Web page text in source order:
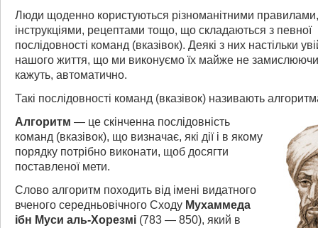
Люди щоденно користуються різноманітними правилами,
інструкціями, рецептами тощо, що складаються з певної
послідовності команд (вказівок). Деякі з них настільки
нашого життя, що ми виконуємо їх майже не
кажуть, автоматично.
Такі послідовності команд (вказівок) називають
Алгоритм — це скінченна послідовність
команд (вказівок), що визначає, які дії і в якому
порядку потрібно виконати, щоб досягти
поставленої мети.
Слово алгоритм походить від імені видатного
вченого середньовічного Сходу Мухаммеда
ібн Муси аль-Хорезмі (783 — 850), який в